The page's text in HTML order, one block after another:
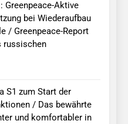
Greenpeace-Aktive
bei Wiederaufbau
/ Greenpeace-Report
russischen
S1 zum Start der
/ Das bewährte
und komfortabler in